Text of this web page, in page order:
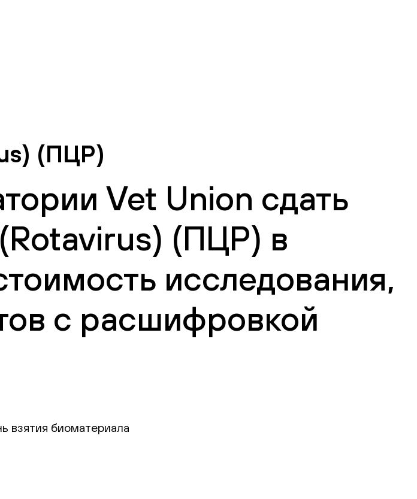
(ПЦР)
Vet Union сдать
(ПЦР) в
исследования,
с расшифровкой
взятия биоматериала